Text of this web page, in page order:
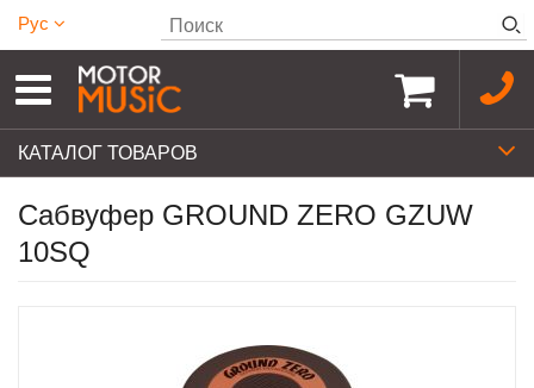
Рус
КАТАЛОГ ТОВАРОВ
Сабвуфер GROUND ZERO GZUW
10SQ